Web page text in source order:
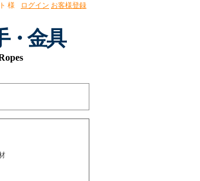
・金具
様 ログイン お客様登録